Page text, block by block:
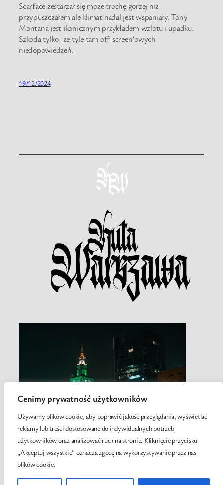
Cenimy prywatność użytkowników
Używamy plików cookie, aby poprawić jakość przeglądania, wyświetlać
reklamy lub treści dostosowane do indywidualnych potrzeb
użytkowników oraz analizować ruch na stronie. Kliknięcie przycisku
„Akceptuj wszystkie” oznacza zgodę na wykorzystywanie przez nas
plików cookie.
Scarface zestarzał się może trochę gorzej niż
przypuszczałem ale klimat nadal jest wspaniały. Tony
Montana jest ikonicznym przykładem wzlotu i upadku.
Szkoda tylko, że tyle tam off-screen’owych
niedopowiedzeń.
19/12/2024
Twenty Twenty-Five Designed withWordPress